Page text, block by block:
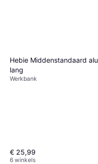
Hebie Middenstandaard alu
lang
Werkbank
€ 25,99
6 winkels